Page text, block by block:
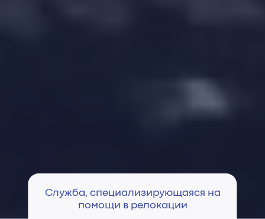
Служба, специализирующаяся на
помощи в релокации